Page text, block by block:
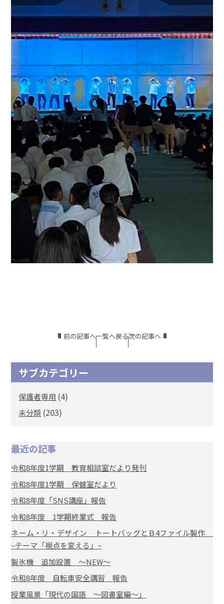
前の記事へ一覧へ戻る次の記事へ
サブカテゴリー
保護者専用 (4)
未分類 (203)
最近の記事
令和8年度1学期 教育相談室だより発刊
令和8年度1学期 保健室だより
令和8年度「SNS講座」報告
令和8年度 1学期終業式 報告
ネーム・リ・デザイン トートバッグとＢ4ファイル製作
~テーマ「視点を変える」~
製氷機 追加設置 ～NEW～
令和8年度 自転車安全講習 報告
授業風景「現代の国語 ～図書室編～」